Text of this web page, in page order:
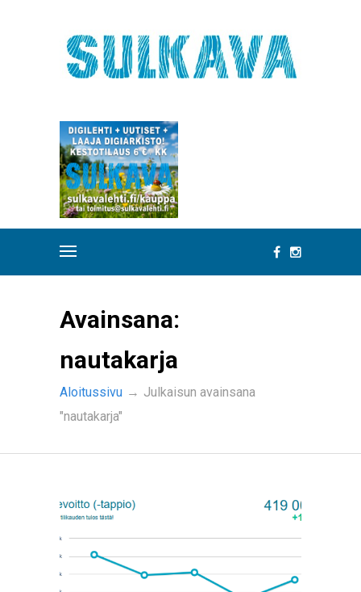
Avainsana:
nautakarja
Aloitussivu → Julkaisun avainsana
"nautakarja"